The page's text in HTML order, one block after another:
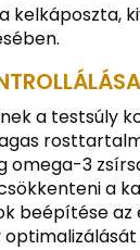
kelkáposzta,
a testsúly
omega-3
a
beépítése